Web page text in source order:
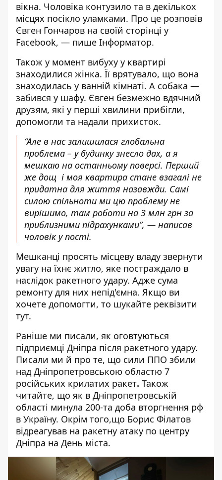
вікна. Чоловіка контузило та в декількох
місцях посікло уламками. Про це розповів
Євген Гончаров на своїй сторінці у
Facebook, — пише Інформатор.
Також у момент вибуху у квартирі
знаходилися жінка. Її врятувало, що вона
знаходилась у ванній кімнаті. А собака —
забився у шафу. Євген безмежно вдячний
друзям, які у перші хвилини прибігли,
допомогли та надали прихисток.
“Але в нас залишилася глобальна
проблема – у будинку знесло дах, а я
мешкаю на останньому поверсі. Перший
же дощ і моя квартира стане взагалі не
придатна для життя назавжди. Самі
силою спільноти ми цю проблему не
вирішимо, там роботи на 3 млн грн за
приблизними підрахунками”, — написав
чоловік у пості.
Мешканці просять місцеву владу звернути
увагу на їхнє житло, яке постраждало в
наслідок ракетного удару. Адже сума
ремонту для них непід'ємна. Якщо ви
хочете допомогти, то шукайте реквізити
тут.
Раніше ми писали, як оговтуються
підприємці Дніпра після ракетного удару.
Писали ми й про те, що сили ППО збили
над Дніпропетровською областю 7
російських крилатих ракет. Також
читайте, що як в Дніпропетровській
області минула 200-та доба вторгнення рф
в Україну. Окрім того,що Борис Філатов
відреагував на ракетну атаку по центру
Дніпра на День міста.